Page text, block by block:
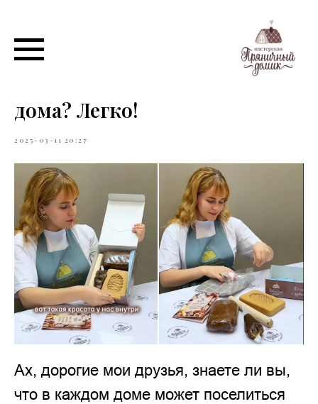
Испечь волшебные пряники
дома? Легко!
2025-03-11 20:27
Ах, дорогие мои друзья, знаете ли вы,
что в каждом доме может поселиться